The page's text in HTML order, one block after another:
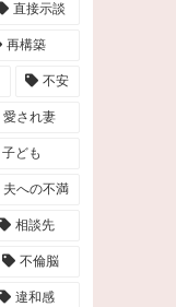
直接示談
再構築
不安
愛され妻
子ども
夫への不満
相談先
不倫脳
違和感